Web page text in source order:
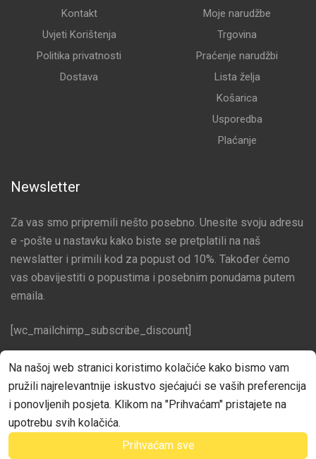
Kontakt
Uvjeti Korištenja
Politika privatnosti
Dostava
Moje narudžbe
Trgovina
Praćenje narudžbi
Lista želja
Košarica
Usporedba
Plaćanje
Newsletter
Za vas smo pripremili nešto posebno. Unesite svoju adresu
e -pošte u nastavku kako biste se pretplatili na naš
newslatter i primili kod za popust od 10%. Također ćemo
vas obavijestiti o popustima i posebnim ponudama putem
emaila.
[wc_mailchimp_subscribe_discount]
Pratite nas na društvenim mrežama
Facebook
©Croator Web Studio Izrada web stranica Rijeka
Na našoj web stranici koristimo kolačiće kako bismo vam
pružili najrelevantnije iskustvo sjećajući se vaših preferencija
i ponovljenih posjeta. Klikom na "Prihvaćam" pristajete na
upotrebu svih kolačića.
Prihvaćam sve